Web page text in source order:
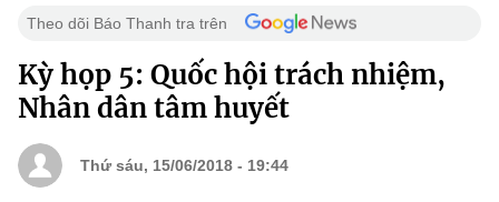
Theo dõi Báo Thanh tra trên
Kỳ họp 5: Quốc hội trách nhiệm,
Nhân dân tâm huyết
Thứ sáu, 15/06/2018 - 19:44